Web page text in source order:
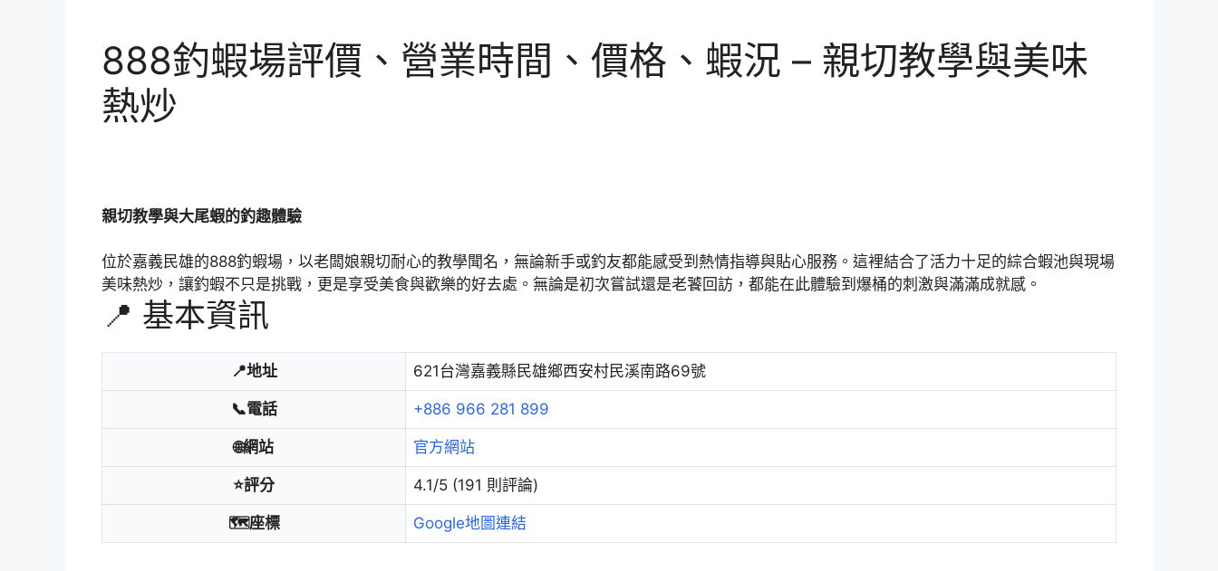
888釣蝦場評價、營業時間、價格、蝦況 – 親切教學與美味
熱炒
親切教學與大尾蝦的釣趣體驗
位於嘉義民雄的888釣蝦場，以老闆娘親切耐心的教學聞名，無論新手或釣友都能感受到熱情指導與貼心服務。這裡結合了活力十足的綜合蝦池與現場
美味熱炒，讓釣蝦不只是挑戰，更是享受美食與歡樂的好去處。無論是初次嘗試還是老饕回訪，都能在此體驗到爆桶的刺激與滿滿成就感。
📍 基本資訊
📍地址 621台灣嘉義縣民雄鄉西安村民溪南路69號
📞電話 +886 966 281 899
🌐網站 官方網站
⭐評分 4.1/5 (191 則評論)
🗺️座標 Google地圖連結